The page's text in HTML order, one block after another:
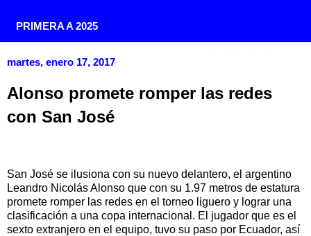
PRIMERA A 2025
martes, enero 17, 2017
Alonso promete romper las redes
con San José
San José se ilusiona con su nuevo delantero, el argentino
Leandro Nicolás Alonso que con su 1.97 metros de estatura
promete romper las redes en el torneo liguero y lograr una
clasificación a una copa internacional. El jugador que es el
sexto extranjero en el equipo, tuvo su paso por Ecuador, así